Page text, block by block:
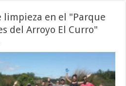
limpieza en el "Parque
del Arroyo El Curro"